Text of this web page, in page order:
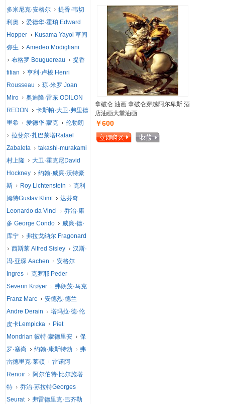
拿破仑 油画 拿破仑穿越阿尔卑斯 酒
店油画大堂油画
￥600
多米尼克·安格尔
提香·韦切
利奥
爱德华·霍珀 Edward
Hopper
Kusama Yayoi 草间
弥生
Amedeo Modigliani
布格罗 Bouguereau
提香
titian
亨利·卢梭 Henri
Rousseau
琼·米罗 Joan
Miro
奥迪隆·雷东 ODILON
REDON
卡斯帕·大卫·弗里德
里希
爱德华·蒙克
伦勃朗
拉斐尔·扎巴莱塔Rafael
Zabaleta
takashi-murakami
村上隆
大卫·霍克尼David
Hockney
约翰·威廉·沃特豪
斯
Roy Lichtenstein
克利
姆特Gustav Klimt
达芬奇
Leonardo da Vinci
乔治·康
多 George Condo
威廉·德·
库宁
弗拉戈纳尔 Fragonard
西斯莱 Alfred Sisley
汉斯·
冯·亚琛 Aachen
安格尔
Ingres
克罗耶 Peder
Severin Krøyer
弗朗茨·马克
Franz Marc
安德烈·德兰
Andre Derain
塔玛拉·德·伦
皮卡Lempicka
Piet
Mondrian 彼特·蒙德里安
保
罗·塞尚
约翰·康斯特勃
弗
雷德里克·莱顿
雷诺阿
Renoir
阿尔伯特·比尔施塔
特
乔治·苏拉特Georges
Seurat
弗雷德里克·巴齐勒